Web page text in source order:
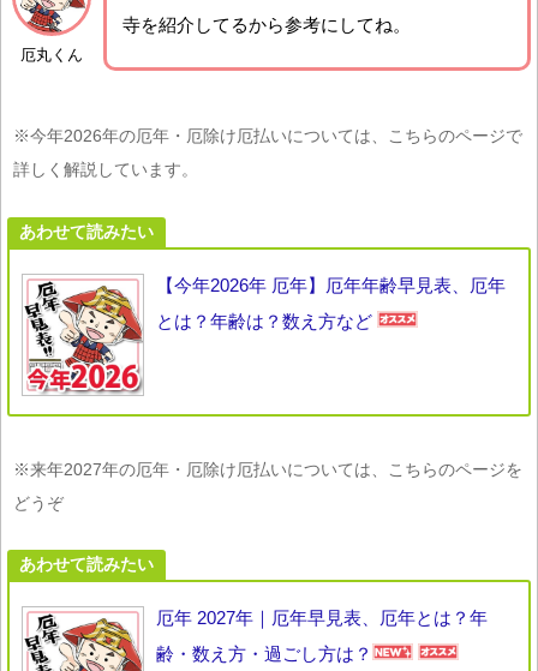
厄丸くん
寺を紹介 してるから参考にしてね。
※今年2026年の厄年・厄除け厄払いについては、こちらのページで
詳しく解説しています。
あわせて読みたい
【今年2026年 厄年】厄年年齢早見表、厄年
とは？年齢は？数え方など
※来年2027年の厄年・厄除け厄払いについては、こちらのページを
どうぞ
あわせて読みたい
厄年 2027年｜厄年早見表、厄年とは？年
齢・数え方・過ごし方は？